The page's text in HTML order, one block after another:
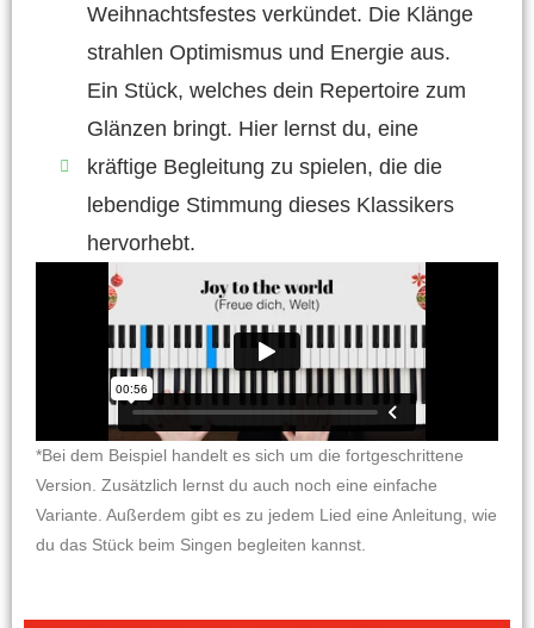
Weihnachtsfestes verkündet. Die Klänge
strahlen Optimismus und Energie aus.
Ein Stück, welches dein Repertoire zum
Glänzen bringt. Hier lernst du, eine
kräftige Begleitung zu spielen, die die
lebendige Stimmung dieses Klassikers
hervorhebt.
*Bei dem Beispiel handelt es sich um die fortgeschrittene
Version. Zusätzlich lernst du auch noch eine einfache
Variante. Außerdem gibt es zu jedem Lied eine Anleitung, wie
du das Stück beim Singen begleiten kannst.